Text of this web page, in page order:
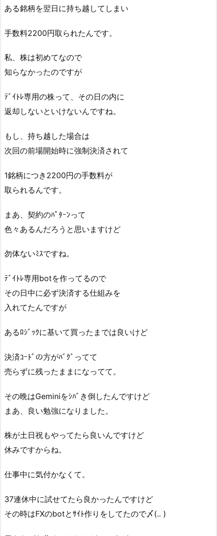
ある銘柄を翌日に持ち越してしまい
手数料2200円取られたんです。
私、株は初めてなので
知らなかったのですが
ﾃﾞｲﾄﾚ専用の株って、その日の内に
返却しないといけないんですね。
もし、持ち越した場合は
次回の前場開始時に強制決済されて
1銘柄につき2200円の手数料が
取られるんです。
まあ、契約のﾊﾟﾀｰﾝって
色々あるんだろうと思いますけど
勿体ないﾐｽですね。
ﾃﾞｲﾄﾚ専用botを作ってるので
その日中に必ず決済する仕組みを
入れてたんですが
あるﾛｼﾞｯｸに基いて買ったまでは良いけど
決済ｺｰﾄﾞの方がﾊﾞｸﾞってて
売らずに残ったままになってて。
その晩はGeminiをｼﾊﾞき倒したんですけど
まあ、良い勉強になりました。
株が土日祝もやってたら良いんですけど
休みですからね。
仕事中に気付かなくて。
37連休中に試せてたら良かったんですけど
その時はFXのbotとｻｲﾄ作りをしてたので〆(.. )